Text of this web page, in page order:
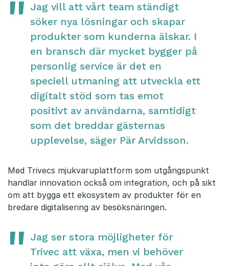
Jag vill att vårt team ständigt
söker nya lösningar och skapar
produkter som kunderna älskar. I
en bransch där mycket bygger på
personlig service är det en
speciell utmaning att utveckla ett
digitalt stöd som tas emot
positivt av användarna, samtidigt
som det breddar gästernas
upplevelse, säger Pär Arvidsson.
Med Trivecs mjukvaruplattform som utgångspunkt
handlar innovation också om integration, och på sikt
om att bygga ett ekosystem av produkter för en
bredare digitalisering av besöksnäringen.
Jag ser stora möjligheter för
Trivec att växa, men vi behöver